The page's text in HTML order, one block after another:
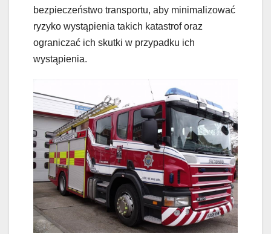
bezpieczeństwo transportu, aby minimalizować
ryzyko wystąpienia takich katastrof oraz
ograniczać ich skutki w przypadku ich
wystąpienia.